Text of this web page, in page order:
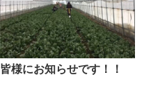
皆様にお知らせです！！